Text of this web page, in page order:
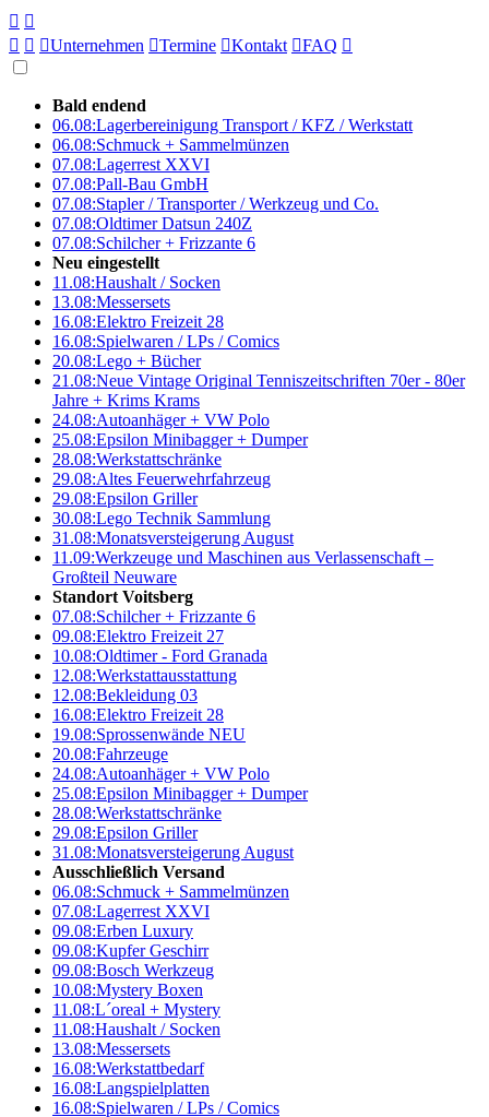
 
  Unternehmen Termine Kontakt FAQ 
Bald endend
06.08:Lagerbereinigung Transport / KFZ / Werkstatt
06.08:Schmuck + Sammelmünzen
07.08:Lagerrest XXVI
07.08:Pall-Bau GmbH
07.08:Stapler / Transporter / Werkzeug und Co.
07.08:Oldtimer Datsun 240Z
07.08:Schilcher + Frizzante 6
Neu eingestellt
11.08:Haushalt / Socken
13.08:Messersets
16.08:Elektro Freizeit 28
16.08:Spielwaren / LPs / Comics
20.08:Lego + Bücher
21.08:Neue Vintage Original Tenniszeitschriften 70er - 80er
Jahre + Krims Krams
24.08:Autoanhäger + VW Polo
25.08:Epsilon Minibagger + Dumper
28.08:Werkstattschränke
29.08:Altes Feuerwehrfahrzeug
29.08:Epsilon Griller
30.08:Lego Technik Sammlung
31.08:Monatsversteigerung August
11.09:Werkzeuge und Maschinen aus Verlassenschaft –
Großteil Neuware
Standort Voitsberg
07.08:Schilcher + Frizzante 6
09.08:Elektro Freizeit 27
10.08:Oldtimer - Ford Granada
12.08:Werkstattausstattung
12.08:Bekleidung 03
16.08:Elektro Freizeit 28
19.08:Sprossenwände NEU
20.08:Fahrzeuge
24.08:Autoanhäger + VW Polo
25.08:Epsilon Minibagger + Dumper
28.08:Werkstattschränke
29.08:Epsilon Griller
31.08:Monatsversteigerung August
Ausschließlich Versand
06.08:Schmuck + Sammelmünzen
07.08:Lagerrest XXVI
09.08:Erben Luxury
09.08:Kupfer Geschirr
09.08:Bosch Werkzeug
10.08:Mystery Boxen
11.08:L´oreal + Mystery
11.08:Haushalt / Socken
13.08:Messersets
16.08:Werkstattbedarf
16.08:Langspielplatten
16.08:Spielwaren / LPs / Comics